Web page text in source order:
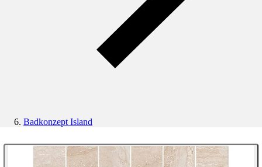
Badkonzept Island